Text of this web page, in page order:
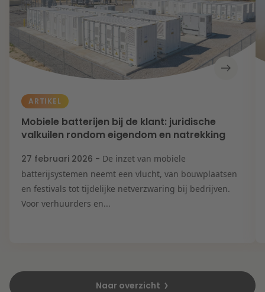
ARTIKEL
Mobiele batterijen bij de klant: juridische
valkuilen rondom eigendom en natrekking
27 februari 2026 - De inzet van mobiele
batterijsystemen neemt een vlucht, van bouwplaatsen
en festivals tot tijdelijke netverzwaring bij bedrijven.
Voor verhuurders en...
Naar overzicht